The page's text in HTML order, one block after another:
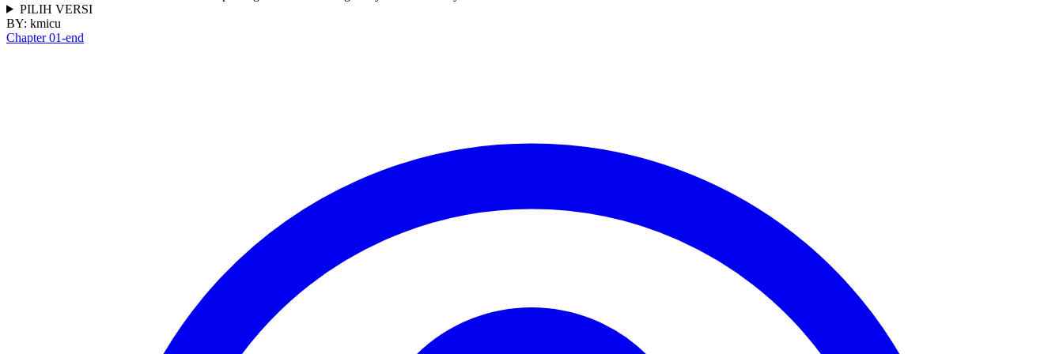
PILIH VERSI
BY: kmicu
Chapter 01-end